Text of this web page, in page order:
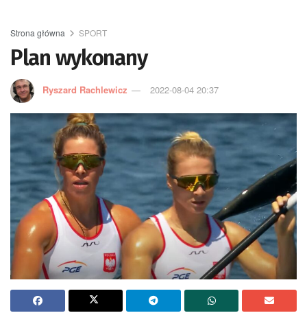
Strona główna SPORT
Plan wykonany
Ryszard Rachlewicz 2022-08-04 20:37